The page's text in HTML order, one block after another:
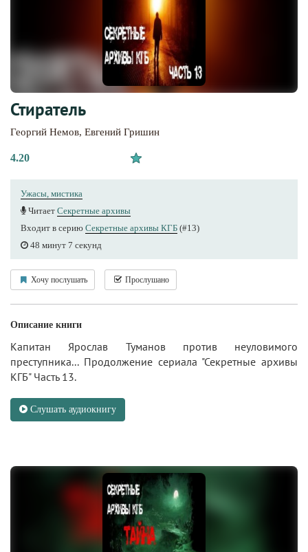
Стиратель
Георгий Немов, Евгений Гришин
4.20
Ужасы, мистика
Читает Секретные архивы
Входит в серию Секретные архивы КГБ (#13)
48 минут 7 секунд
Хочу послушать Прослушано
Описание книги
Капитан Ярослав Туманов против неуловимого
преступника... Продолжение сериала "Секретные архивы
КГБ" Часть 13.
Слушать аудиокнигу